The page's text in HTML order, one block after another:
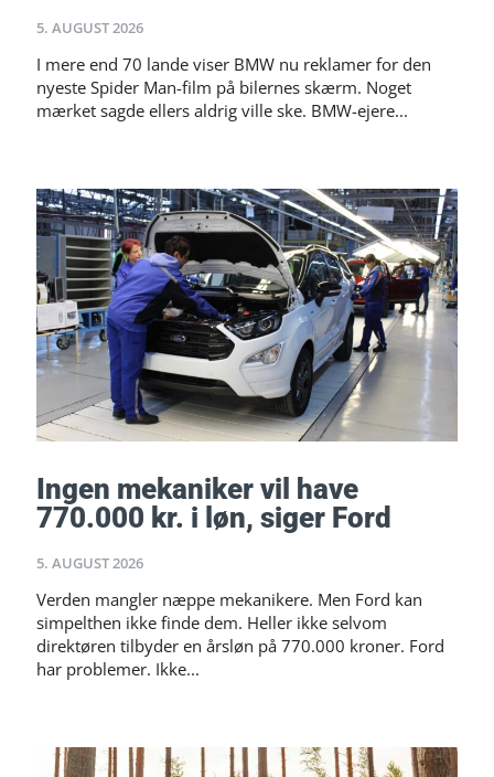
5. AUGUST 2026
I mere end 70 lande viser BMW nu reklamer for den
nyeste Spider Man-film på bilernes skærm. Noget
mærket sagde ellers aldrig ville ske. BMW-ejere...
Ingen mekaniker vil have
770.000 kr. i løn, siger Ford
5. AUGUST 2026
Verden mangler næppe mekanikere. Men Ford kan
simpelthen ikke finde dem. Heller ikke selvom
direktøren tilbyder en årsløn på 770.000 kroner. Ford
har problemer. Ikke...